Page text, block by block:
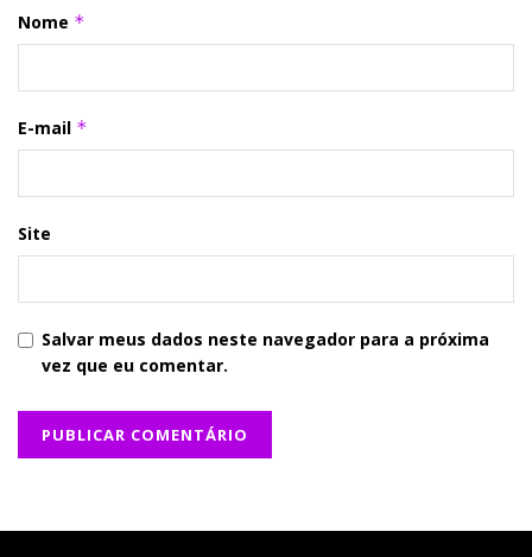
Nome *
E-mail *
Site
Salvar meus dados neste navegador para a próxima
vez que eu comentar.